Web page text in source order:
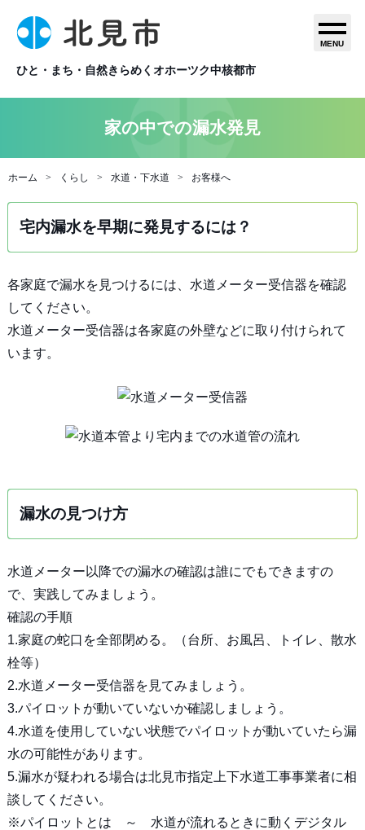
ひと・まち・自然きらめくオホーツク中核都市
MENU
家の中での漏水発見
ホーム くらし 水道・下水道 お客様へ
宅内漏水を早期に発見するには？
各家庭で漏水を見つけるには、水道メーター受信器を確認
してください。
水道メーター受信器は各家庭の外壁などに取り付けられて
います。
漏水の見つけ方
水道メーター以降での漏水の確認は誰にでもできますの
で、実践してみましょう。
確認の手順
1.家庭の蛇口を全部閉める。（台所、お風呂、トイレ、散水
栓等）
2.水道メーター受信器を見てみましょう。
3.パイロットが動いていないか確認しましょう。
4.水道を使用していない状態でパイロットが動いていたら漏
水の可能性があります。
5.漏水が疑われる場合は北見市指定上下水道工事事業者に相
談してください。
※パイロットとは ～ 水道が流れるときに動くデジタル